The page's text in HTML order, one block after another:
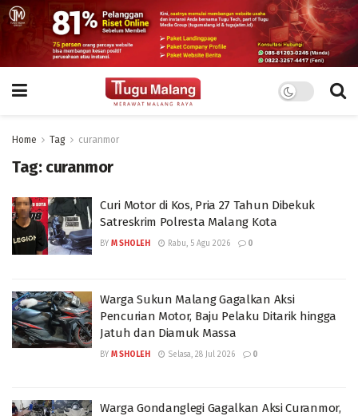
Home Tag curanmor
Tag: curanmor
Curi Motor di Kos, Pria 27 Tahun Dibekuk
Satreskrim Polresta Malang Kota
BY M SHOLEH Rabu, 5 Agu 2026 0
Warga Sukun Malang Gagalkan Aksi
Pencurian Motor, Baju Pelaku Ditarik hingga
Jatuh dan Diamuk Massa
BY M SHOLEH Selasa, 28 Jul 2026 0
Warga Gondanglegi Gagalkan Aksi Curanmor,